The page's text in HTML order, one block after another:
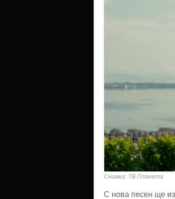
Снимка: ТВ Планета
С нова песен ще